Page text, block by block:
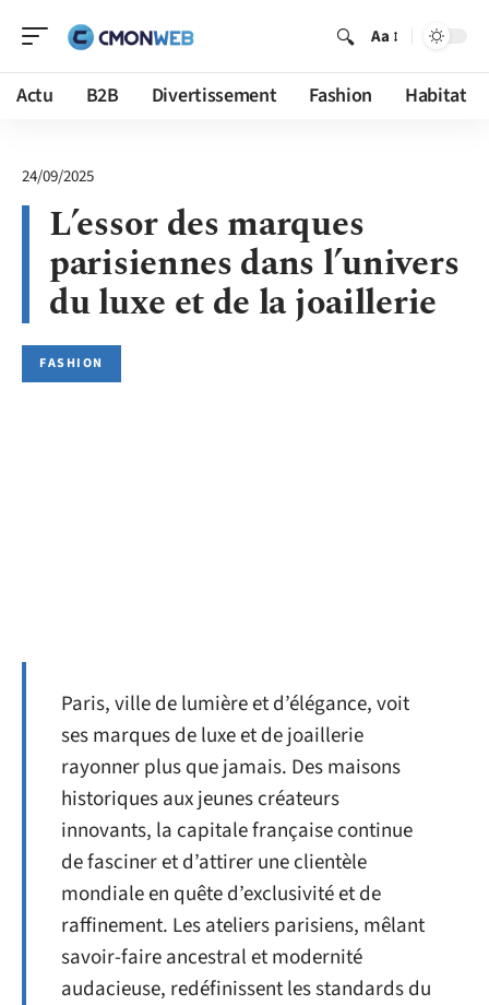
Aa
Actu B2B Divertissement Fashion Habitat
24/09/2025
L’essor des marques
parisiennes dans l’univers
du luxe et de la joaillerie
FASHION
Paris, ville de lumière et d’élégance, voit
ses marques de luxe et de joaillerie
rayonner plus que jamais. Des maisons
historiques aux jeunes créateurs
innovants, la capitale française continue
de fasciner et d’attirer une clientèle
mondiale en quête d’exclusivité et de
raffinement. Les ateliers parisiens, mêlant
savoir-faire ancestral et modernité
audacieuse, redéfinissent les standards du